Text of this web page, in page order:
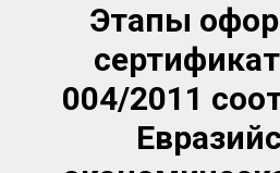
Этапы
004/2011